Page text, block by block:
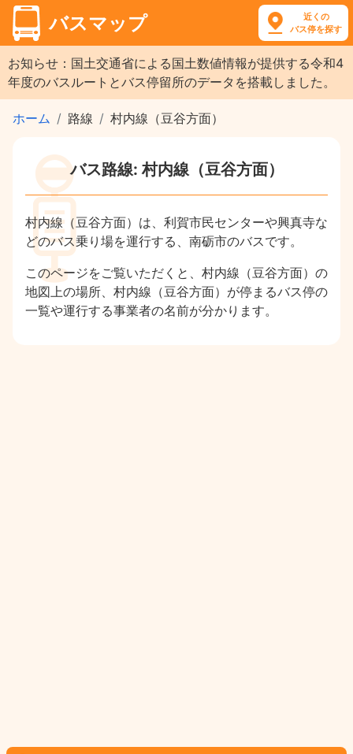
バスマップ
近くの
バス停を探す
お知らせ：国土交通省による国土数値情報が提供する令和4
年度のバスルートとバス停留所のデータを搭載しました。
ホーム 路線 村内線（豆谷方面）
バス路線: 村内線（豆谷方面）
村内線（豆谷方面）は、利賀市民センターや興真寺な
どのバス乗り場を運行する、南砺市のバスです。
このページをご覧いただくと、村内線（豆谷方面）の
地図上の場所、村内線（豆谷方面）が停まるバス停の
一覧や運行する事業者の名前が分かります。